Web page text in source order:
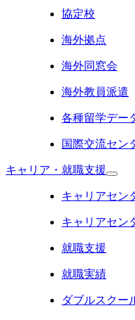
協定校
海外拠点
海外同窓会
海外教員派遣
各種留学デー
国際交流セン
キャリア・就職支援
キャリアセン
キャリアセン
就職支援
就職実績
ダブルスクー